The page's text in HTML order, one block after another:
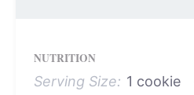
NUTRITION
Serving Size: 1 cookie